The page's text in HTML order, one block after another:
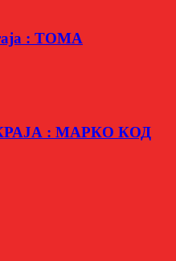
: TOMA
: МАРКО КОД